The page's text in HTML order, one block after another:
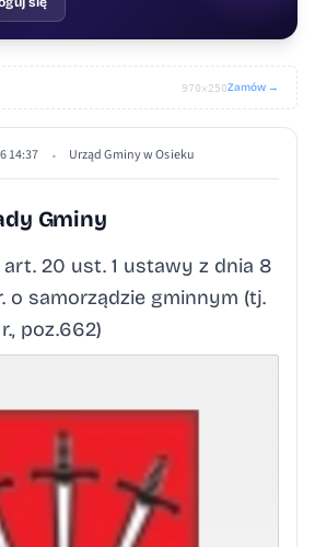
970×250Zamów →
14:37 • Urząd Gminy w Osieku
Gminy
20 ust. 1 ustawy z dnia 8
o samorządzie gminnym (tj.
poz.662)